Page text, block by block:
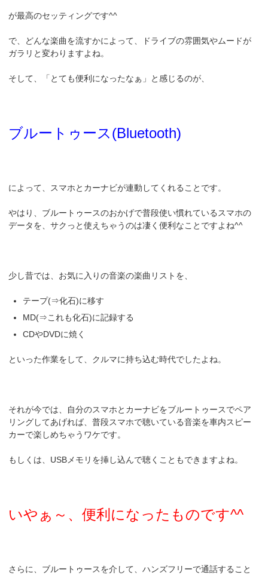
が最高のセッティングです^^
で、どんな楽曲を流すかによって、ドライブの雰囲気やムードが
ガラリと変わりますよね。
そして、「とても便利になったなぁ」と感じるのが、
ブルートゥース(Bluetooth)
によって、スマホとカーナビが連動してくれることです。
やはり、ブルートゥースのおかげで普段使い慣れているスマホの
データを、サクっと使えちゃうのは凄く便利なことですよね^^
少し昔では、お気に入りの音楽の楽曲リストを、
テープ(⇒化石)に移す
MD(⇒これも化石)に記録する
CDやDVDに焼く
といった作業をして、クルマに持ち込む時代でしたよね。
それが今では、自分のスマホとカーナビをブルートゥースでペア
リングしてあげれば、普段スマホで聴いている音楽を車内スピー
カーで楽しめちゃうワケです。
もしくは、USBメモリを挿し込んで聴くこともできますよね。
いやぁ～、便利になったものです^^
さらに、ブルートゥースを介して、ハンズフリーで通話すること